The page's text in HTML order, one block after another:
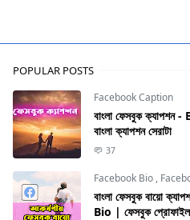
POPULAR POSTS
Facebook Caption
বাংলা ফেসবুক
বাংলা ক্যাপশন সেরাটা
37
Facebook Bio ,
বাংলা ফেসবুক বায়ো
Bio | ফেসবুক প্রোফাইল